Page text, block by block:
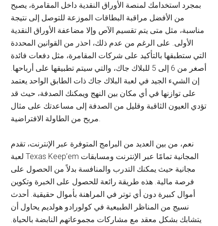
بمجرد استخدامك لمنصة الأوراق النقدية داخل المقامرة، يصبح
من الأفضل مراقبة البطاقات الموزعة للتوصل إلى نتيجة
مناسبة، مثل متى يتم تقسيم الآص وإلا مضاعفة الأوراق النقدية
الأولى. على الرغم من عدم ذلك، احذر من القوانين المحددة
التي ستطبقها بالتأكيد على شركات المقامرة، مثل دفعات فائدة
أصغر من 6 إلى 5 للبلاك جاك، والتي سيتم تطبيقها على أرباحها.
إن الشيء الجيد في لعبة البلاك جاك ذات الطابق الواحد يعتمد
على توازنها في أي مكان بين النهج ويمكنك الصدفة، حيث قد
تؤدي العيون الثاقبة وقليل من الصدفة إلى مساعدتك على مثال
مربح من الطاولة الافتراضية.
نعم، من بين العديد من البرامج المتوفرة عبر الإنترنت، تقدم
لعبة Texas Keep’em المجانية تمامًا عبر الإنترنت ومسابقات
مجانية حيث يمكنك التدرب والمنافسة بدلاً من الحصول على
فرصة مالية. هذه طريقة رائعة للحصول على الخبرة وتكوين
أموال كبيرة دون أي توتر في المراهنة بأموال حقيقية. أحدث
نسيج من المناظر الطبيعية في كولورادو هولديم يحاول أن
يتشابك بشكل معقد مع مشاركات مجموعاتهم النابضة بالحياة.